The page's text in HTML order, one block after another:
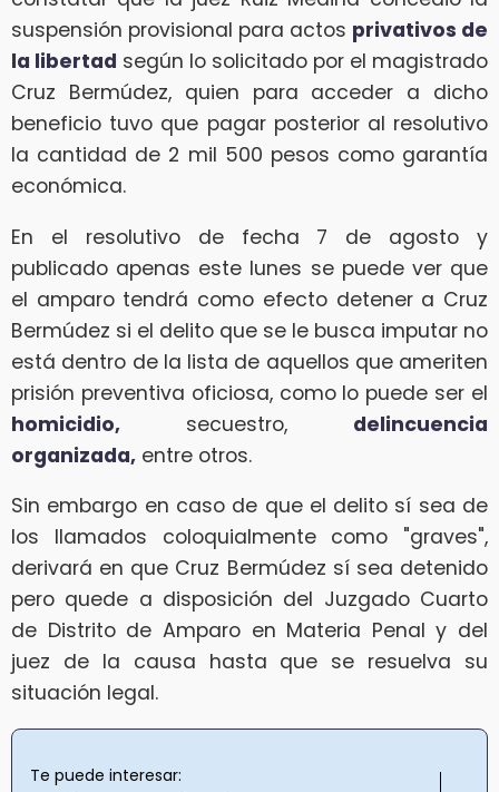
suspensión provisional para actos privativos de
la libertad según lo solicitado por el magistrado
Cruz Bermúdez, quien para acceder a dicho
beneficio tuvo que pagar posterior al resolutivo
la cantidad de 2 mil 500 pesos como garantía
económica.
En el resolutivo de fecha 7 de agosto y
publicado apenas este lunes se puede ver que
el amparo tendrá como efecto detener a Cruz
Bermúdez si el delito que se le busca imputar no
está dentro de la lista de aquellos que ameriten
prisión preventiva oficiosa, como lo puede ser el
homicidio, secuestro, delincuencia
organizada, entre otros.
Sin embargo en caso de que el delito sí sea de
los llamados coloquialmente como "graves",
derivará en que Cruz Bermúdez sí sea detenido
pero quede a disposición del Juzgado Cuarto
de Distrito de Amparo en Materia Penal y del
juez de la causa hasta que se resuelva su
situación legal.
Te puede interesar: